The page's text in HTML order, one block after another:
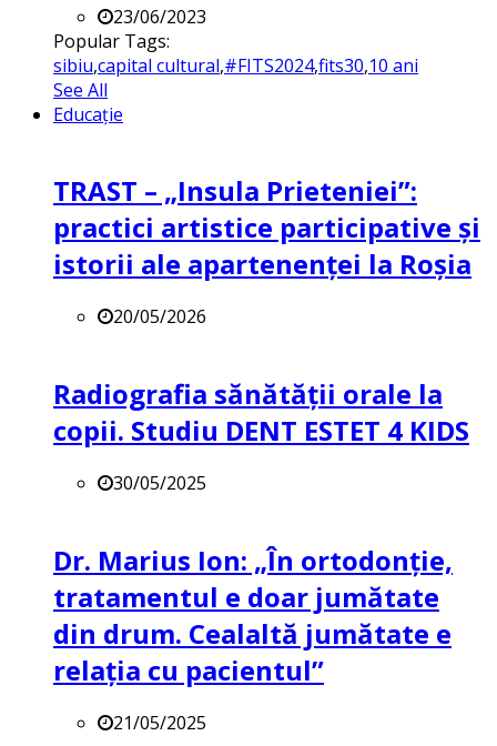
23/06/2023
Popular Tags:
sibiu,capital cultural,#FITS2024,fits30,10 ani
See All
Educație
TRAST – „Insula Prieteniei”:
practici artistice participative și
istorii ale apartenenței la Roșia
20/05/2026
Radiografia sănătății orale la
copii. Studiu DENT ESTET 4 KIDS
30/05/2025
Dr. Marius Ion: „În ortodonție,
tratamentul e doar jumătate
din drum. Cealaltă jumătate e
relația cu pacientul”
21/05/2025